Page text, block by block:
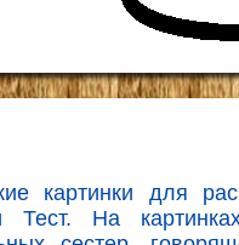
картинки для
Тест. На